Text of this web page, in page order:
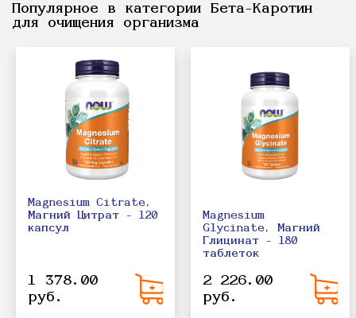
Популярное в категории Бета-Каротин
для очищения организма
Magnesium Citrate,
Магний Цитрат - 120
капсул
1 378.00
руб.
Magnesium
Glycinate, Магний
Глицинат - 180
таблеток
2 226.00
руб.